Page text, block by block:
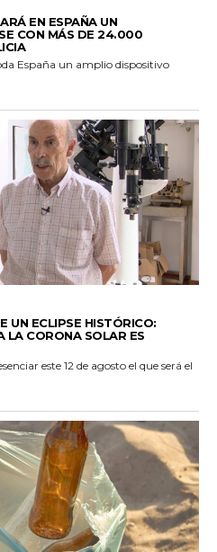
EN ESPAÑA UN
CON MÁS DE 24.000
España un amplio dispositivo
UN ECLIPSE HISTÓRICO:
LA CORONA SOLAR ES
este 12 de agosto el que será el